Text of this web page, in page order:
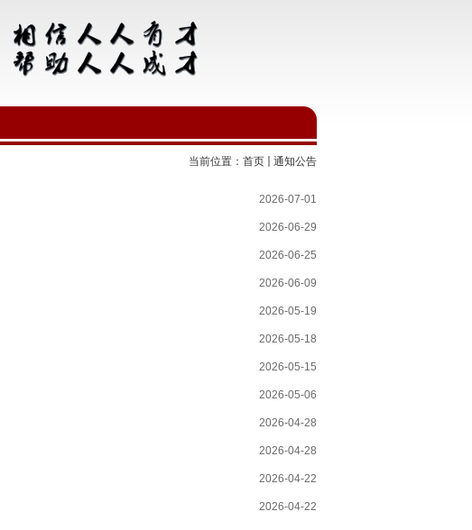
当前位置： 首页 通知公告
2026-07-01
2026-06-29
2026-06-25
2026-06-09
2026-05-19
2026-05-18
2026-05-15
2026-05-06
2026-04-28
2026-04-28
2026-04-22
2026-04-22